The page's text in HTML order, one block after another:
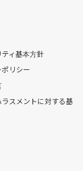
ィ基本方針
リシー
スメントに対する基